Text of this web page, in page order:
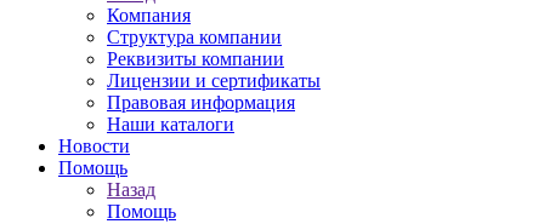
Компания
Структура компании
Реквизиты компании
Лицензии и сертификаты
Правовая информация
Наши каталоги
Новости
Помощь
Назад
Помощь